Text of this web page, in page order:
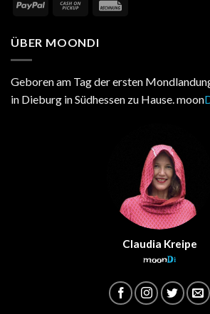
ÜBER MOONDI
Geboren am Tag der ersten
in Dieburg in Südhessen zu Hause. moon
Claudia Kreipe
moonDi